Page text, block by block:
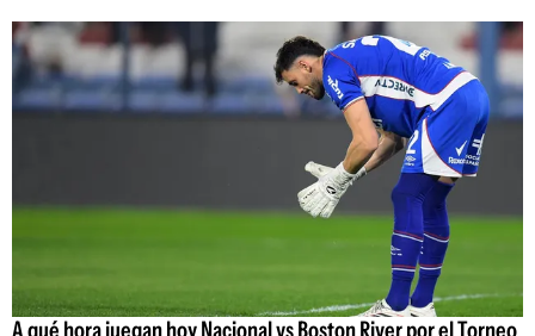
A qué hora juegan hoy Nacional vs Boston River por el Torneo